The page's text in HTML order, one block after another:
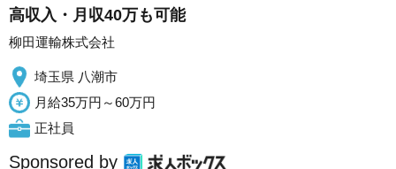
高収入・月収40万も可能
柳田運輸株式会社
埼玉県 八潮市
月給35万円～60万円
正社員
Sponsored by